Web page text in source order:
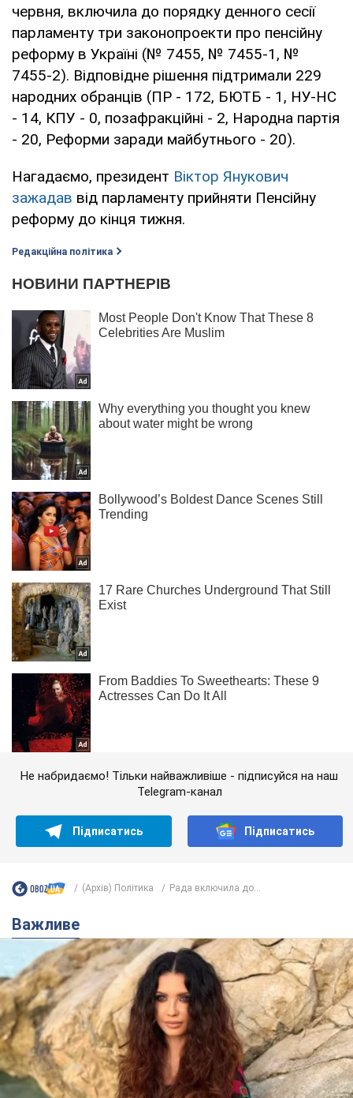
червня, включила до порядку денного сесії
парламенту три законопроекти про пенсійну
реформу в Україні (№ 7455, № 7455-1, №
7455-2). Відповідне рішення підтримали 229
народних обранців (ПР - 172, БЮТБ - 1, НУ-НС
- 14, КПУ - 0, позафракційні - 2, Народна партія
- 20, Реформи заради майбутнього - 20).
Нагадаємо, президент Віктор Янукович
зажадав від парламенту прийняти Пенсійну
реформу до кінця тижня.
Редакційна політика
Не набридаємо! Тільки найважливіше - підписуйся на наш
Telegram-канал
Підписатись Підписатись
(Архів) Політика Рада включила до...
Важливе